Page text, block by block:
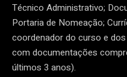
Técnico Administrativo;
Portaria de Nomeação;
coordenador do curso e
com documentações
últimos 3 anos).